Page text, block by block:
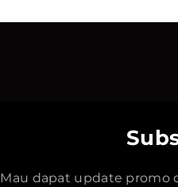
Mau dapat update promo